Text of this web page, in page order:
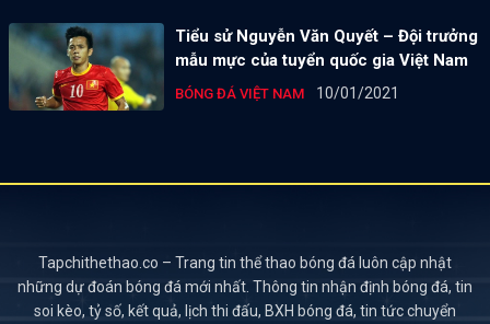
Tiểu sử Nguyễn Văn Quyết – Đội trưởng
mẫu mực của tuyển quốc gia Việt Nam
BÓNG ĐÁ VIỆT NAM 10/01/2021
Tapchithethao.co – Trang tin thể thao bóng đá luôn cập nhật
những dự đoán bóng đá mới nhất. Thông tin nhận định bóng đá, tin
soi kèo, tỷ số, kết quả, lịch thi đấu, BXH bóng đá, tin tức chuyển